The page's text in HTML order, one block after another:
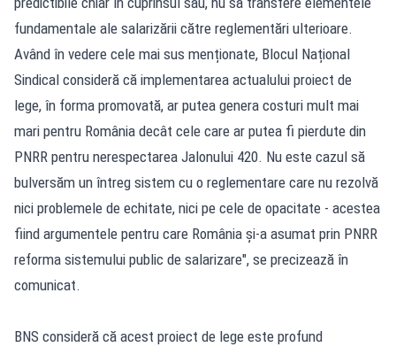
fundamentale ale salarizării către reglementări ulterioare.
Având în vedere cele mai sus menționate, Blocul Național
Sindical consideră că implementarea actualului proiect de
lege, în forma promovată, ar putea genera costuri mult mai
mari pentru România decât cele care ar putea fi pierdute din
PNRR pentru nerespectarea Jalonului 420. Nu este cazul să
bulversăm un întreg sistem cu o reglementare care nu rezolvă
nici problemele de echitate, nici pe cele de opacitate - acestea
fiind argumentele pentru care România și-a asumat prin PNRR
reforma sistemului public de salarizare", se precizează în
comunicat.
BNS consideră că acest proiect de lege este profund